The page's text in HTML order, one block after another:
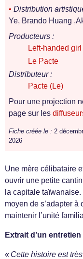
• Distribution
Ye, Brando Huang
Producteurs :
Left-handed
Le Pacte
Distributeur :
Pacte (Le)
Pour une projection
page sur les
Fiche créée le : 2
2026
Une mère célibataire
ouvrir une petite
la capitale
moyen de s’adapter
maintenir l’unité
Extrait d’un
« Cette histoire est